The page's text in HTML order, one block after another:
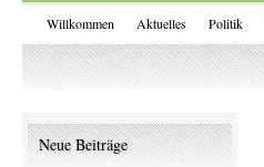
Willkommen Aktuelles Politik
Neue Beiträge